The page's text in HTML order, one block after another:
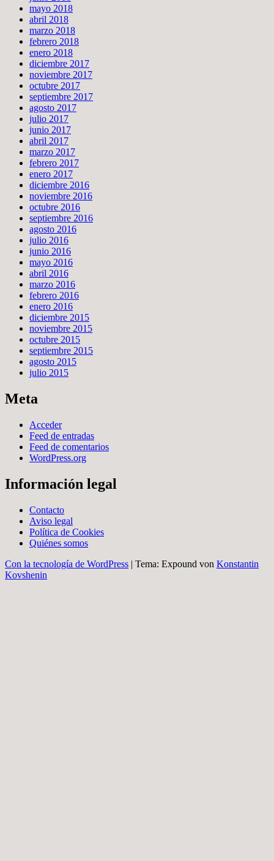
mayo 2018
abril 2018
marzo 2018
febrero 2018
enero 2018
diciembre 2017
noviembre 2017
octubre 2017
septiembre 2017
agosto 2017
julio 2017
junio 2017
abril 2017
marzo 2017
febrero 2017
enero 2017
diciembre 2016
noviembre 2016
octubre 2016
septiembre 2016
agosto 2016
julio 2016
junio 2016
mayo 2016
abril 2016
marzo 2016
febrero 2016
enero 2016
diciembre 2015
noviembre 2015
octubre 2015
septiembre 2015
agosto 2015
julio 2015
Meta
Acceder
Feed de entradas
Feed de comentarios
WordPress.org
Información legal
Contacto
Aviso legal
Política de Cookies
Quiénes somos
Con la tecnología de WordPress | Tema: Expound von Konstantin
Kovshenin